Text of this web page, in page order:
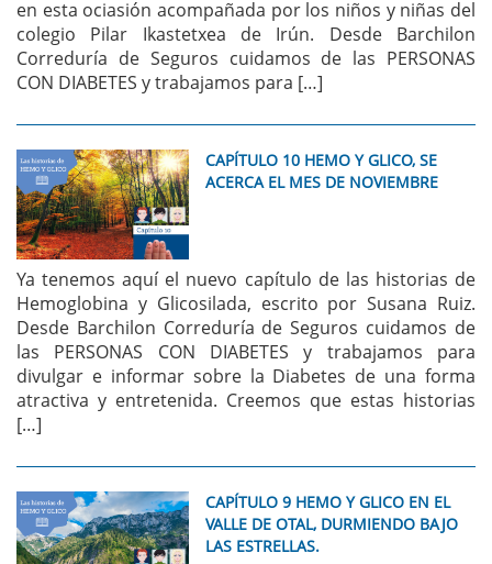
en esta ociasión acompañada por los niños y niñas del
colegio Pilar Ikastetxea de Irún. Desde Barchilon
Correduría de Seguros cuidamos de las PERSONAS
CON DIABETES y trabajamos para […]
CAPÍTULO 10 HEMO Y GLICO, SE
ACERCA EL MES DE NOVIEMBRE
Ya tenemos aquí el nuevo capítulo de las historias de
Hemoglobina y Glicosilada, escrito por Susana Ruiz.
Desde Barchilon Correduría de Seguros cuidamos de
las PERSONAS CON DIABETES y trabajamos para
divulgar e informar sobre la Diabetes de una forma
atractiva y entretenida. Creemos que estas historias
[…]
CAPÍTULO 9 HEMO Y GLICO EN EL
VALLE DE OTAL, DURMIENDO BAJO
LAS ESTRELLAS.